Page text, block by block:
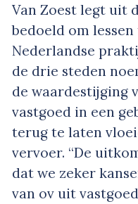
Van Zoest legt uit
bedoeld om
Nederlandse
de drie steden
de waardestijging
vastgoed in een
terug te laten
vervoer. “De
dat we zeker
van ov uit